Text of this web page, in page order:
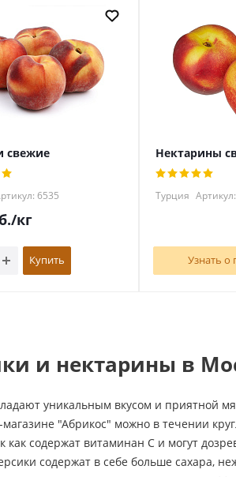
свежие
6535
/кг
Купить
Нектарины
Турция
Узнать о
и нектарины в
уникальным вкусом и приятной
"Абрикос" можно в течении
как содержат витаминан С и могут
содержат в себе больше сахара,